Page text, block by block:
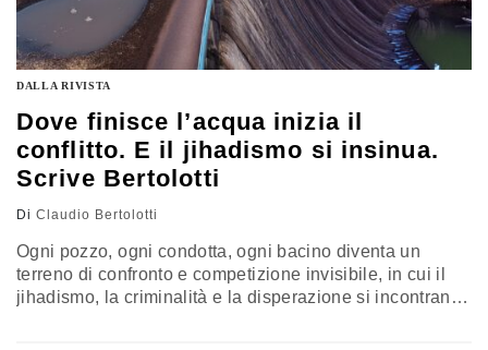
DALLA RIVISTA
Dove finisce l’acqua inizia il
conflitto. E il jihadismo si insinua.
Scrive Bertolotti
Di Claudio Bertolotti
Ogni pozzo, ogni condotta, ogni bacino diventa un
terreno di confronto e competizione invisibile, in cui il
jihadismo, la criminalità e la disperazione si incontrano